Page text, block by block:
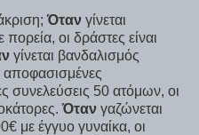
Όταν γίνεται
οι δράστες είναι
γίνεται βανδαλισμός
αποφασισμένες
συνελεύσεις 50 ατόμων, οι
Όταν γαζώνεται
με έγγυο γυναίκα, οι